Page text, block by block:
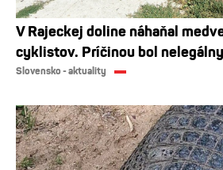
V Rajeckej doline náhaňal
cyklistov. Príčinou bol
Slovensko - aktuality